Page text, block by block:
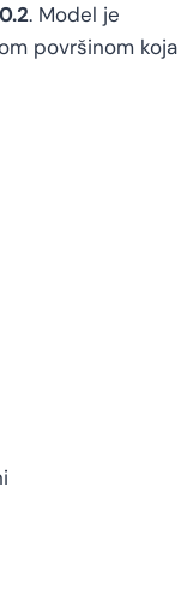
. Model je
površinom koja